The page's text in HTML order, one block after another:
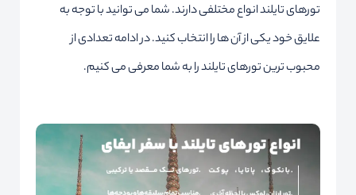
تورهای تایلند انواع مختلفی دارند. شما می توانید با توجه به
علایق خود یکی از آن ها را انتخاب کنید. در ادامه تعدادی از
محبوب ترین تورهای تایلند را به شما معرفی می کنیم.